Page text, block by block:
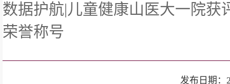
数据护航|儿童健康山医大一院获
荣誉称号
发布日期：